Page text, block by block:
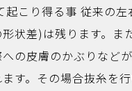
こり得る事 従来の左
状差)は残ります。ま
の皮膚のかぶりなど
す。その場合抜糸を